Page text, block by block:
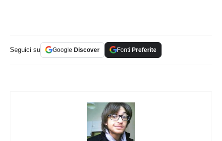
Seguici su Google Discover Fonti Preferite